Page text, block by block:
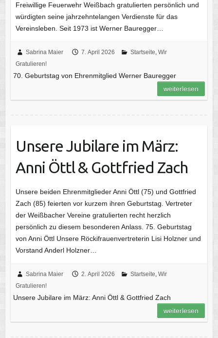
Freiwillige Feuerwehr Weißbach gratulierten persönlich und
würdigten seine jahrzehntelangen Verdienste für das
Vereinsleben. Seit 1973 ist Werner Bauregger…
Sabrina Maier 7. April 2026 Startseite, Wir
Gratulieren!
70. Geburtstag von Ehrenmitglied Werner Bauregger
weiterlesen
Unsere Jubilare im März:
Anni Öttl & Gottfried Zach
Unsere beiden Ehrenmitglieder Anni Öttl (75) und Gottfried
Zach (85) feierten vor kurzem ihren Geburtstag. Vertreter
der Weißbacher Vereine gratulierten recht herzlich
persönlich zu diesem besonderen Anlass. 75. Geburtstag
von Anni Öttl Unsere Röckifrauenvertreterin Lisi Holzner und
Vorstand Anderl Holzner…
Sabrina Maier 2. April 2026 Startseite, Wir
Gratulieren!
Unsere Jubilare im März: Anni Öttl & Gottfried Zach
weiterlesen